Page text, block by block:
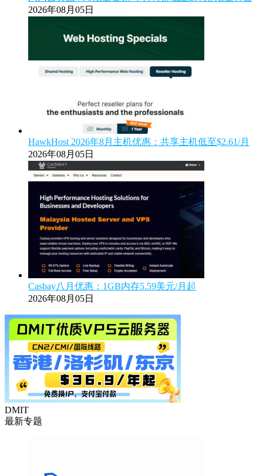
2026年08月05日
HawkHost 2026年8月主机优惠：共享主机低至$2.61/月
2026年08月05日
Casbay八月优惠：1GB内存5.59美元/月起
2026年08月05日
DMIT
最新专题